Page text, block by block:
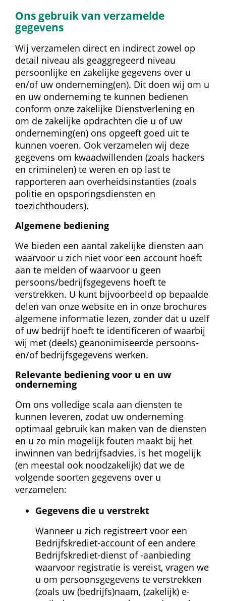
Ons gebruik van verzamelde
gegevens
Wij verzamelen direct en indirect zowel op
detail niveau als geaggregeerd niveau
persoonlijke en zakelijke gegevens over u
en/of uw onderneming(en). Dit doen wij om u
en uw onderneming te kunnen bedienen
conform onze zakelijke Dienstverlening en
om de zakelijke opdrachten die u of uw
onderneming(en) ons opgeeft goed uit te
kunnen voeren. Ook verzamelen wij deze
gegevens om kwaadwillenden (zoals hackers
en criminelen) te weren en op last te
rapporteren aan overheidsinstanties (zoals
politie en opsporingsdiensten en
toezichthouders).
Algemene bediening
We bieden een aantal zakelijke diensten aan
waarvoor u zich niet voor een account hoeft
aan te melden of waarvoor u geen
persoons/bedrijfsgegevens hoeft te
verstrekken. U kunt bijvoorbeeld op bepaalde
delen van onze website en in onze brochures
algemene informatie lezen, zonder dat u uzelf
of uw bedrijf hoeft te identificeren of waarbij
wij met (deels) geanonimiseerde persoons-
en/of bedrijfsgegevens werken.
Relevante bediening voor u en uw
onderneming
Om ons volledige scala aan diensten te
kunnen leveren, zodat uw onderneming
optimaal gebruik kan maken van de diensten
en u zo min mogelijk fouten maakt bij het
inwinnen van bedrijfsadvies, is het mogelijk
(en meestal ook noodzakelijk) dat we de
volgende soorten gegevens over u
verzamelen:
Gegevens die u verstrekt
Wanneer u zich registreert voor een
Bedrijfskrediet-account of een andere
Bedrijfskrediet-dienst of -aanbieding
waarvoor registratie is vereist, vragen we
u om persoonsgegevens te verstrekken
(zoals uw (bedrijfs)naam, (zakelijk) e-